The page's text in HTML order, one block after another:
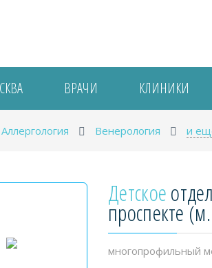
ВРАЧИ КЛИНИКИ
Аллергология Венерология и
Детское
проспекте
многопрофильный